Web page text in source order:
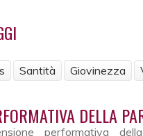
Santità Giovinezza
DELLA
performativa